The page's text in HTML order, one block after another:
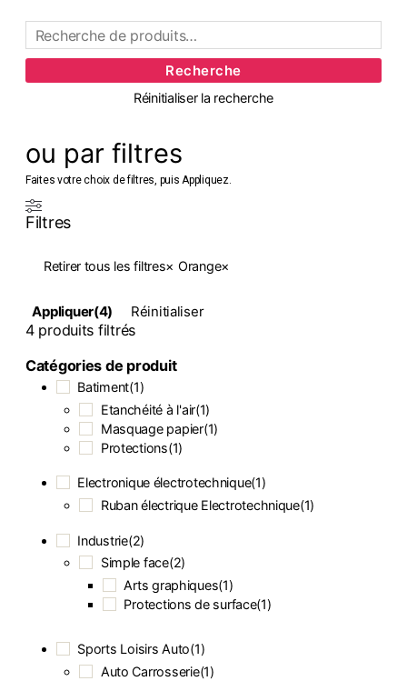
Recherche
Réinitialiser la recherche
ou par filtres
Faites votre choix de filtres, puis Appliquez.
Filtres
Retirer tous les filtres× Orange×
4produits filtrés
Catégories de produit
Batiment(1)
Etanchéité à l'air(1)
Masquage papier(1)
Protections(1)
Electronique électrotechnique(1)
Ruban électrique Electrotechnique(1)
Industrie(2)
Simple face(2)
Arts graphiques(1)
Protections de surface(1)
Sports Loisirs Auto(1)
Auto Carrosserie(1)
Appliquer(4) Réinitialiser